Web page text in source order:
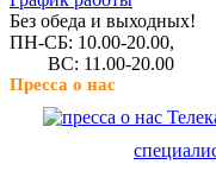
Без обеда и выходных!
ПН-СБ: 10.00-20.00,
ВС: 11.00-20.00
Пресса о нас